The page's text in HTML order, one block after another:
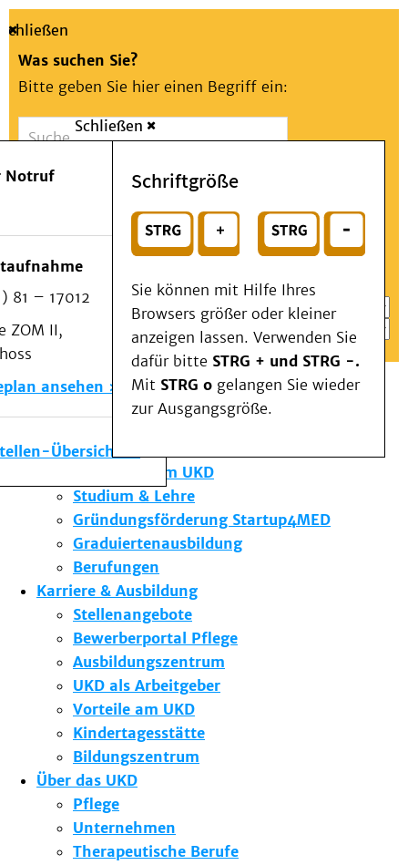
Suche
Schließen
Was suchen Sie?
Bitte geben Sie hier einen Begriff ein:
Suchen
oder
Wählen Sie ein Thema für Ihren Schnelleinstieg
Notfall
Schließen
Notruf
81 – 17012
ZOM II,
ansehen
Übersicht
Schriftgröße
Sie können mit Hilfe Ihres
Browsers größer oder kleiner
anzeigen lassen. Verwenden Sie
dafür bitte STRG + und STRG -.
Mit STRG o gelangen Sie wieder
zur Ausgangsgröße.
Menü
Patienten & Besucher
Kliniken/Institute/Zentren
Als Patient am UKD
Beratung und Unterstützung
Veranstaltungen
Kommunikation im Medizinwesen (KIM)
Notfall
Forschung & Lehre
Die Institute des UKD
Forschung am UKD
Studium & Lehre
Gründungsförderung Startup4MED
Graduiertenausbildung
Berufungen
Karriere & Ausbildung
Stellenangebote
Bewerberportal Pflege
Ausbildungszentrum
UKD als Arbeitgeber
Vorteile am UKD
Kindertagesstätte
Bildungszentrum
Über das UKD
Pflege
Unternehmen
Therapeutische Berufe